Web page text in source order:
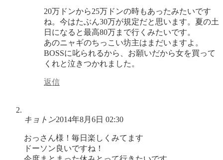
20万ドンから25万ドンの時もあったみたいです
ね。今はたぶん30万が規定だと思います。夏の土
日になると最高80万まで行くみたいです。
あのニャギのちっこい坊主はまだいますよ。
BOSSに叱られるから、お願いだから女を買って
くれと泣きつかれました。
返信
キョトン2014年8月6日 02:30
おっさん様！毎日楽しくみてます
ドーソン良いですね！